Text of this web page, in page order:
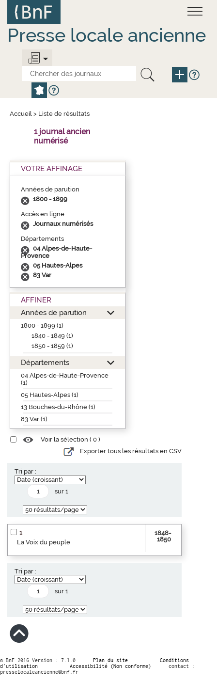
contenu
principal
Presse locale ancienne
Accueil > Liste de résultats
1 journal ancien
numérisé
VOTRE AFFINAGE
Années de parution
1800 - 1899
Accès en ligne
Journaux numérisés
Départements
04 Alpes-de-Haute-
Provence
05 Hautes-Alpes
83 Var
AFFINER
Années de parution
1800 - 1899 (1)
1840 - 1849 (1)
1850 - 1859 (1)
Départements
04 Alpes-de-Haute-Provence
(1)
05 Hautes-Alpes (1)
13 Bouches-du-Rhône (1)
83 Var (1)
Voir la sélection ( 0 )
Exporter tous les résultats en CSV
Tri par :
sur 1
1
La Voix du peuple
1848-
1850
Tri par :
sur 1
© BnF 2016 Version : 7.1.0 Plan du site
Conditions
d’utilisation
Accessibilité (Non conforme)
contact :
presselocaleancienne@bnf.fr
Panneau de gestion des cookies